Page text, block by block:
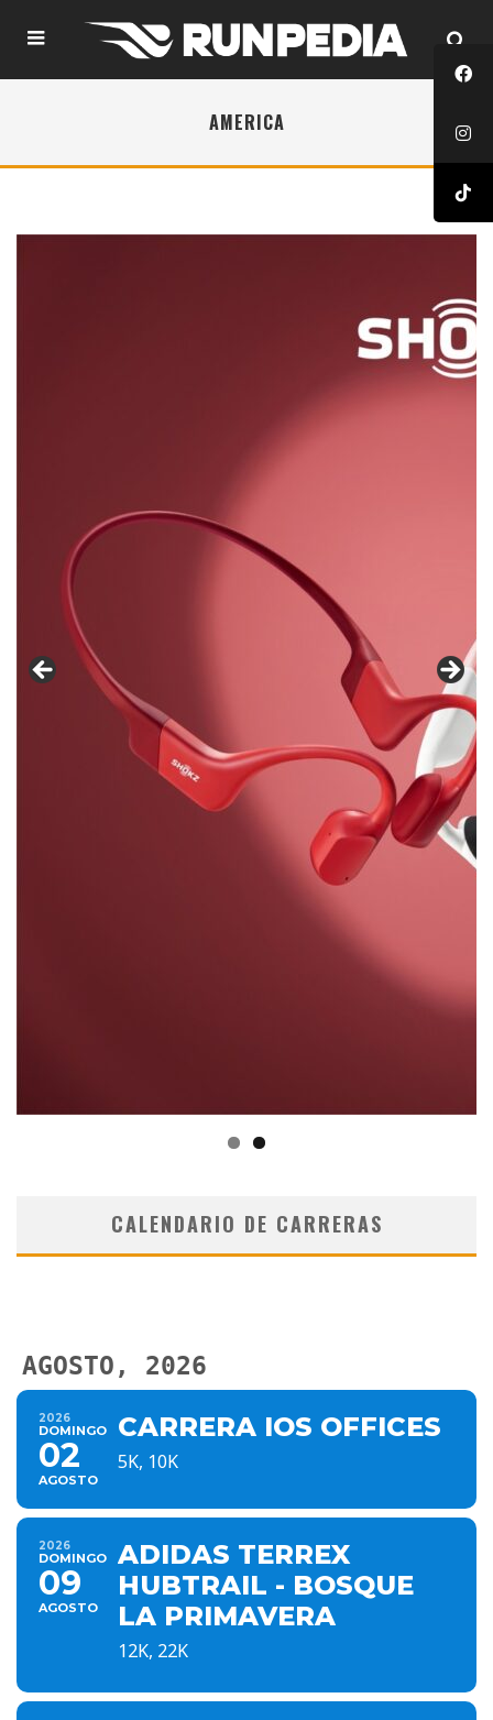
AMERICA
CALENDARIO DE CARRERAS
AGOSTO, 2026
2026
DOMINGO
02
AGOSTO
CARRERA IOS OFFICES
5K, 10K
2026
DOMINGO
09
AGOSTO
ADIDAS TERREX
HUBTRAIL - BOSQUE
LA PRIMAVERA
12K, 22K